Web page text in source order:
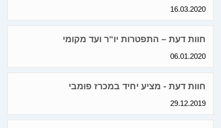
16.03.2020
חוות דעת – התפטרות יו"ר ועד מקומי
06.01.2020
חוות דעת - מציע יחיד במכרז פומבי
29.12.2019